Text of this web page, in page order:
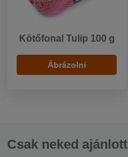
Kötőfonal Tulip 100 g
Ábrázolni
Csak neked ajánlott